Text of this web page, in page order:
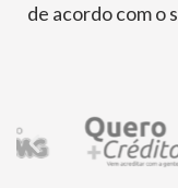
de acordo com o